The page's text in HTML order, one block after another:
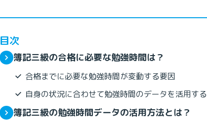
目次
簿記三級の合格に必要な勉強時間は？
合格までに必要な勉強時間が変動する要因
自身の状況に合わせて勉強時間のデータを活用する
簿記三級の勉強時間データの活用方法とは？